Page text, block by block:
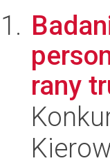
rany